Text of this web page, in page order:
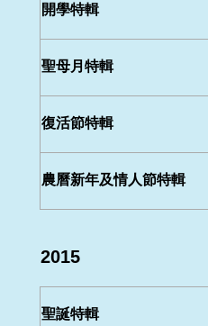
開學特輯
聖母月特輯
復活節特輯
農曆新年及情人節特輯
2015
聖誕特輯